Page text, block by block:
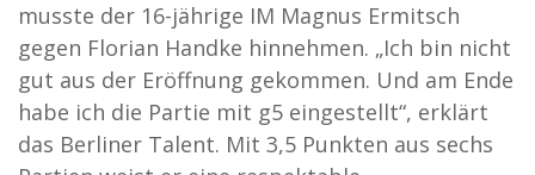
musste der 16-jährige IM Magnus Ermitsch
gegen Florian Handke hinnehmen. „Ich bin nicht
gut aus der Eröffnung gekommen. Und am Ende
habe ich die Partie mit g5 eingestellt“, erklärt
das Berliner Talent. Mit 3,5 Punkten aus sechs